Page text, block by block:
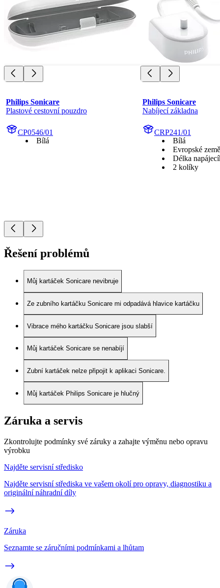
Philips Sonicare
Plastové cestovní pouzdro
CP0546/01
Bílá
Philips Sonicare
Nabíjecí základna
CRP241/01
Bílá
Evropské země
Délka
2 kolíky
Řešení problémů
Můj kartáček Sonicare nevibruje
Ze zubního kartáčku Sonicare mi odpadává hlavice kartáčku
Vibrace mého kartáčku Sonicare jsou slabší
Můj kartáček Sonicare se nenabíjí
Zubní kartáček nelze připojit k aplikaci Sonicare.
Můj kartáček Philips Sonicare je hlučný
Záruka a servis
Zkontrolujte podmínky své záruky a zahajte výměnu nebo opravu
výrobku
Najděte servisní středisko
Najděte servisní střediska ve vašem okolí pro opravy, diagnostiku a
originální náhradní díly
Záruka
Seznamte se záručními podmínkami a lhůtam